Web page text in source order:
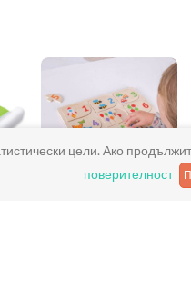
цели. Ако
поверителност